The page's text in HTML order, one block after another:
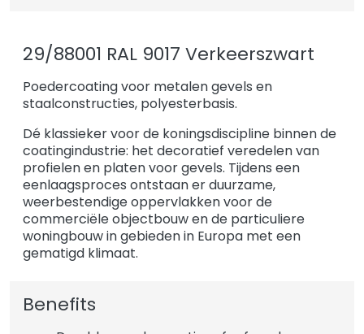
29/88001 RAL 9017 Verkeerszwart
Poedercoating voor metalen gevels en
staalconstructies, polyesterbasis.
Dé klassieker voor de koningsdiscipline binnen de
coatingindustrie: het decoratief veredelen van
profielen en platen voor gevels. Tijdens een
eenlaagsproces ontstaan er duurzame,
weerbestendige oppervlakken voor de
commerciële objectbouw en de particuliere
woningbouw in gebieden in Europa met een
gematigd klimaat.
Benefits